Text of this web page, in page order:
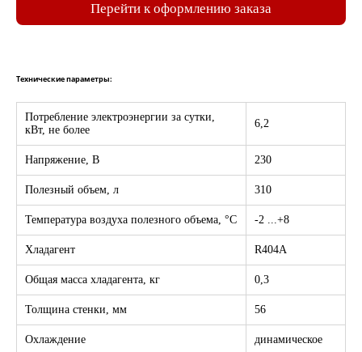
Перейти к оформлению заказа
Технические параметры:
Потребление электроэнергии за сутки,
кВт, не более
6,2
Напряжение, В 230
Полезный объем, л 310
Температура воздуха полезного объема, °C -2 ...+8
Хладагент R404A
Общая масса хладагента, кг 0,3
Толщина стенки, мм 56
Охлаждение динамическое